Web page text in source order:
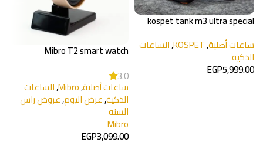
kospet tank m3 ultra special
ساعات أصلية,
KOSPET
,الساعات
الذكية
EGP5,999.00
Mibro T2 smart watch
3.0
ساعات أصلية,
Mibro
,الساعات
الذكية,عرض اليوم,عروض راس
السنه
Mibro
EGP3,099.00